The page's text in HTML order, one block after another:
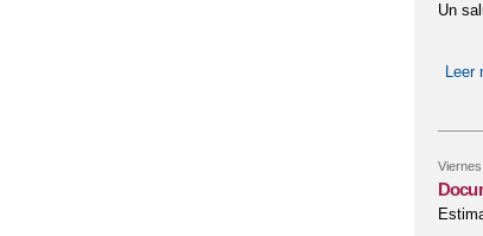
Un
Leer